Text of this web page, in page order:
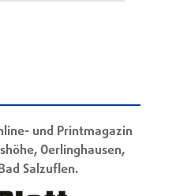
und Printmagazin
Oerlinghausen,
Salzuflen.